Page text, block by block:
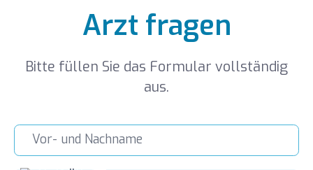
Arzt fragen
Bitte füllen Sie das Formular vollständig
aus.